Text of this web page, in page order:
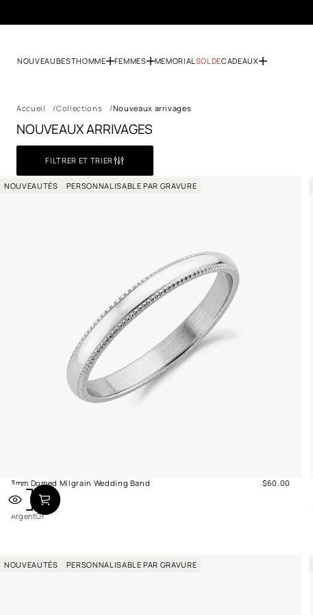
NOUVEAUBESTHOMME FEMMES MEMORIALSOLDECADEAUX
Accueil Collections Nouveaux arrivages
NOUVEAUX ARRIVAGES
FILTRER ET TRIER
NOUVEAUTÉS PERSONNALISABLE PAR GRAVURE
3mm Domed Milgrain Wedding Band
Prix
$60.00
A
r
g
O
r
ArgentOr
NOUVEAUTÉS PERSONNALISABLE PAR GRAVURE